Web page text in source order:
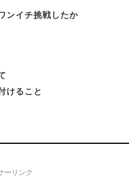
ンイチ挑戦したか
けること
ーリンク